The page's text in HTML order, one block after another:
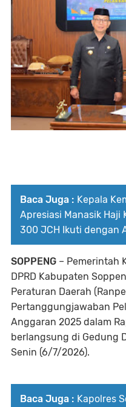
Baca Juga : Kepala
Apresiasi Manasik Haji
300 JCH Ikuti dengan
SOPPENG – Pemerintah
DPRD Kabupaten
Peraturan Daerah
Pertanggungjawaban
Anggaran 2025 dalam
berlangsung di Gedung
Senin (6/7/2026).
Baca Juga : Kapolres